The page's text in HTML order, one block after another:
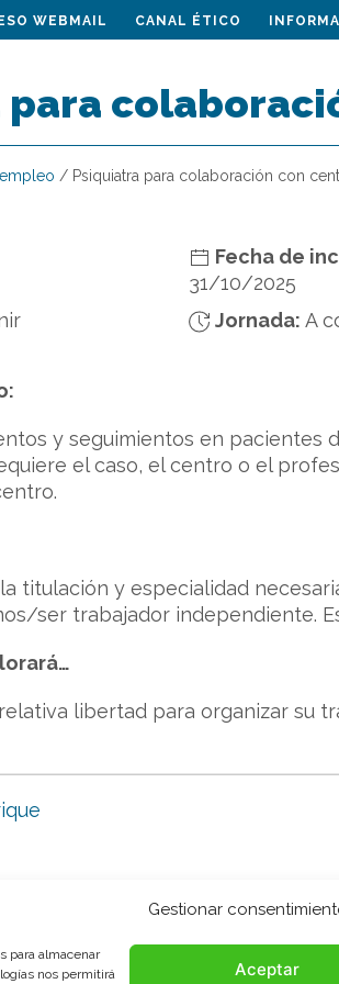
Gestionar
para almacenar
nos permitirá
Aceptar
WEBMAIL CANAL ÉTICO
/ Psiquiatra para colaboración con
Fecha de
31/10/2025
Jornada: A
y seguimientos en pacientes
el caso, el centro o el
titulación y especialidad
ser trabajador independiente.
libertad para organizar su